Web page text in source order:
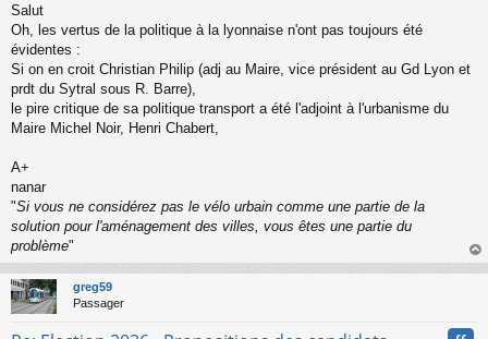
e
s
s
e
n
o
u
Salut
Oh, les vertus de la politique à la lyonnaise n'ont pas toujours été
évidentes :
Si on en croit Christian Philip (adj au Maire, vice président au Gd Lyon et
prdt du Sytral sous R. Barre),
le pire critique de sa politique transport a été l'adjoint à l'urbanisme du
Maire Michel Noir, Henri Chabert,
A+
nanar
"Si vous ne considérez pas le vélo urbain comme une partie de la
solution pour l'aménagement des villes, vous êtes une partie du
problème"
au
greg59
Passager